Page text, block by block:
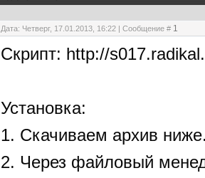
Дата: Четверг, 17.01.2013, 16:22 | Сообщение # 1
Cкрипт: http://
Установка:
1. Скачиваем архив
2. Через файловый